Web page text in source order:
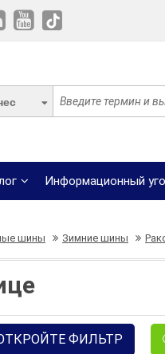
Информационный
шины Зимние шины
ФИЛЬТР